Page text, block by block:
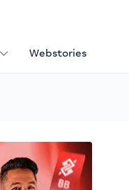
Webstories